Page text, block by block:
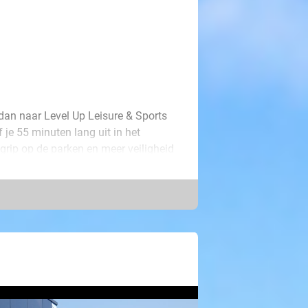
naar Level Up Leisure & Sports
je 55 minuten lang uit in het
op de parken en meer veiligheid
je ooit had durven dromen! Je